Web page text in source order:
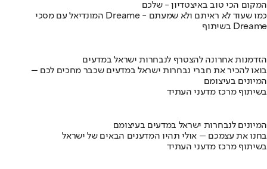
המקום הכי טוב באיצטדיון - שלכם
המונדיאל עם מסכי Dreame - כמו שעוד לא ראיתם ולא שמעתם
בשיתוף Dreame
הזדמנות אחרונה להצטרף לנבחרות ישראל במדעים
בואו להכיר את חברי נבחרות ישראל במדעים שכבר מחכים לכם –
המיונים בעיצומם
בשיתוף מרכז מדעני העתיד
המיונים לנבחרות ישראל במדעים בעיצומם
בחנו את עצמכם – אולי תהיו המדענים הבאים של ישראל
בשיתוף מרכז מדעני העתיד